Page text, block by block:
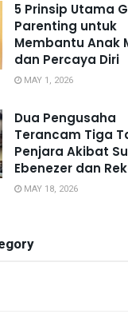
5 Prinsip Utama
Parenting untuk
Membantu Anak
dan Percaya Diri
MAY 1, 2026
Dua Pengusaha
Terancam Tiga
Penjara Akibat
Ebenezer dan
MAY 18, 2026